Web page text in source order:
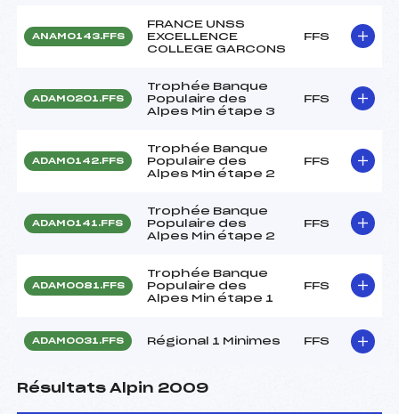
ANAM0143.FFS
FRANCE UNSS
EXCELLENCE
COLLEGE GARCONS
FFS
ADAM0201.FFS
Trophée Banque
Populaire des
Alpes Min étape 3
FFS
ADAM0142.FFS
Trophée Banque
Populaire des
Alpes Min étape 2
FFS
ADAM0141.FFS
Trophée Banque
Populaire des
Alpes Min étape 2
FFS
ADAM0081.FFS
Trophée Banque
Populaire des
Alpes Min étape 1
FFS
ADAM0031.FFS Régional 1 Minimes FFS
Résultats Alpin 2009